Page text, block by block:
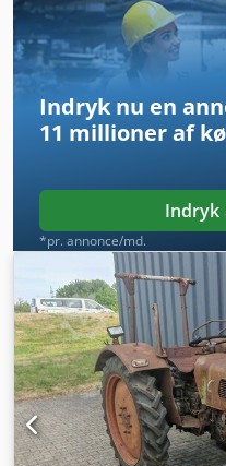
Indryk nu en
11 millioner af
Indryk
*pr. annonce/md.